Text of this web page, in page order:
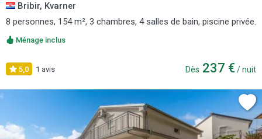
Bribir, Kvarner
8 personnes, 154 m², 3 chambres, 4 salles de bain, piscine privée.
Ménage inclus
5,0 1 avis Dès 237 € / nuit